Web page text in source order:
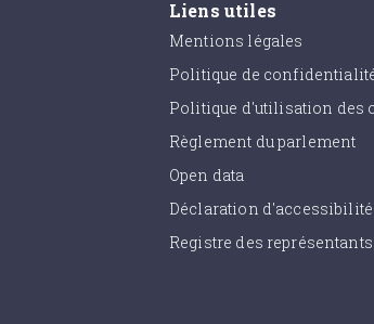
Liens utiles
Mentions légales
Politique de
Politique d'utilisation des
Règlement du parlement
Open data
Déclaration d'accessibilité
Registre des